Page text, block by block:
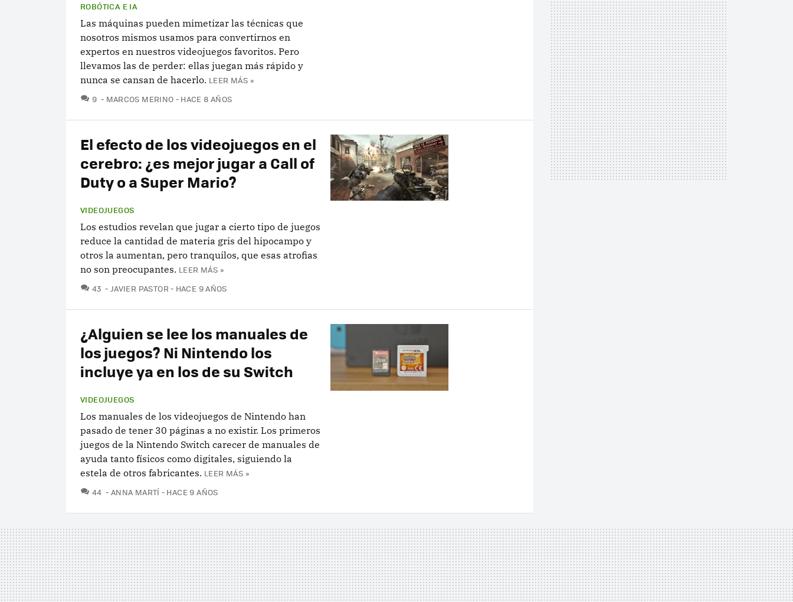
ROBÓTICA E IA
Las máquinas pueden mimetizar las técnicas que
nosotros mismos usamos para convertirnos en
expertos en nuestros videojuegos favoritos. Pero
llevamos las de perder: ellas juegan más rápido y
nunca se cansan de hacerlo. LEER MÁS »
9 COMENTARIOS
MARCOS MERINO HACE 8 AÑOS
El efecto de los videojuegos en el
cerebro: ¿es mejor jugar a Call of
Duty o a Super Mario?
VIDEOJUEGOS
Los estudios revelan que jugar a cierto tipo de juegos
reduce la cantidad de materia gris del hipocampo y
otros la aumentan, pero tranquilos, que esas atrofias
no son preocupantes. LEER MÁS »
43 COMENTARIOS
JAVIER PASTOR HACE 9 AÑOS
¿Alguien se lee los manuales de
los juegos? Ni Nintendo los
incluye ya en los de su Switch
VIDEOJUEGOS
Los manuales de los videojuegos de Nintendo han
pasado de tener 30 páginas a no existir. Los primeros
juegos de la Nintendo Switch carecer de manuales de
ayuda tanto físicos como digitales, siguiendo la
estela de otros fabricantes. LEER MÁS »
44 COMENTARIOS
ANNA MARTÍ HACE 9 AÑOS